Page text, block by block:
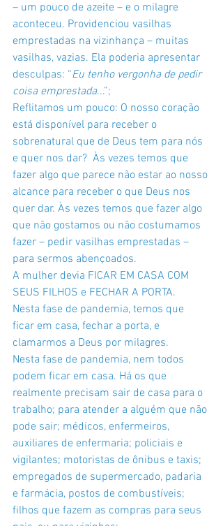
– um pouco de azeite – e o milagre
aconteceu. Providenciou vasilhas
emprestadas na vizinhança – muitas
vasilhas, vazias. Ela poderia apresentar
desculpas: “Eu tenho vergonha de pedir
coisa emprestada...”;
Reflitamos um pouco: O nosso coração
está disponível para receber o
sobrenatural que de Deus tem para nós
e quer nos dar?  Às vezes temos que
fazer algo que parece não estar ao nosso
alcance para receber o que Deus nos
quer dar. Às vezes temos que fazer algo
que não gostamos ou não costumamos
fazer – pedir vasilhas emprestadas –
para sermos abençoados.
A mulher devia FICAR EM CASA COM
SEUS FILHOS e FECHAR A PORTA.
Nesta fase de pandemia, temos que
ficar em casa, fechar a porta, e
clamarmos a Deus por milagres.
Nesta fase de pandemia, nem todos
podem ficar em casa. Há os que
realmente precisam sair de casa para o
trabalho; para atender a alguém que não
pode sair; médicos, enfermeiros,
auxiliares de enfermaria; policiais e
vigilantes; motoristas de ônibus e taxis;
empregados de supermercado, padaria
e farmácia, postos de combustíveis;
filhos que fazem as compras para seus